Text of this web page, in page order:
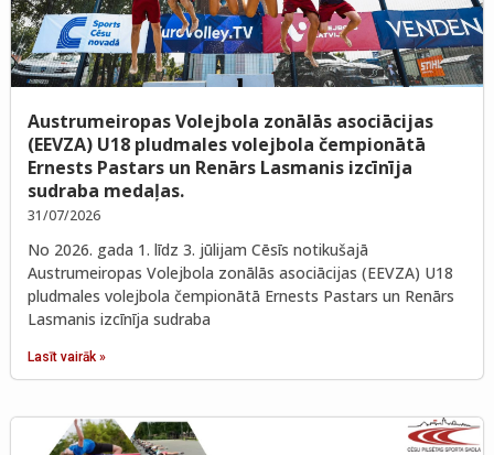
Austrumeiropas Volejbola zonālās asociācijas
(EEVZA) U18 pludmales volejbola čempionātā
Ernests Pastars un Renārs Lasmanis izcīnīja
sudraba medaļas.
31/07/2026
No 2026. gada 1. līdz 3. jūlijam Cēsīs notikušajā
Austrumeiropas Volejbola zonālās asociācijas (EEVZA) U18
pludmales volejbola čempionātā Ernests Pastars un Renārs
Lasmanis izcīnīja sudraba
Lasīt vairāk »